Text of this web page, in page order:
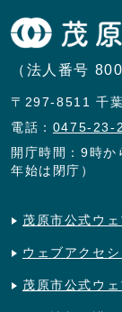
（法人番号
〒297-8511 千
電話： 0475-23-
開庁時間：9時
年始は閉庁）
茂原市公式ウ
ウェブアクセ
茂原市公式ウ